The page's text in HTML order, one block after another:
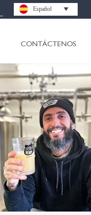
Español 
CONTÁCTENOS